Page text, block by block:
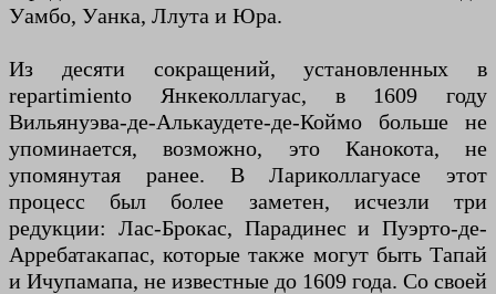
Уамбо, Уанка, Ллута и Юра.
Из десяти сокращений, установленных в
repartimiento Янкеколлагуас, в 1609 году
Вильянуэва-де-Алькаудете-де-Коймо больше не
упоминается, возможно, это Канокота, не
упомянутая ранее. В Лариколлагуасе этот
процесс был более заметен, исчезли три
редукции: Лас-Брокас, Парадинес и Пуэрто-де-
Арребатакапас, которые также могут быть Тапай
и Ичупамапа, не известные до 1609 года. Со своей